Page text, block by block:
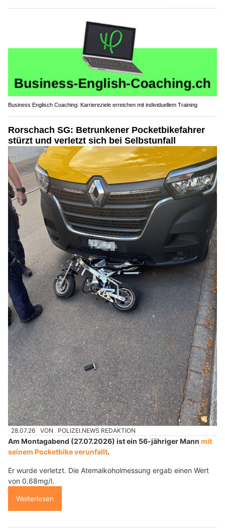
Business Englisch Coaching: Karriereziele erreichen mit individuellem Training
Rorschach SG: Betrunkener Pocketbikefahrer
stürzt und verletzt sich bei Selbstunfall
28.07.26 VON POLIZEI.NEWS REDAKTION
Am Montagabend (27.07.2026) ist ein 56-jähriger Mann mit
seinem Pocketbike verunfallt.
Er wurde verletzt. Die Atemalkoholmessung ergab einen Wert
von 0.68mg/l.
Weiterlesen